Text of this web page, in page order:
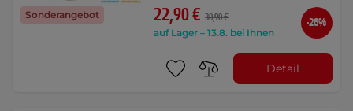
Sonderangebot 22,90 € 30,90 €
auf Lager – 13.8. bei Ihnen
-26%
Detail